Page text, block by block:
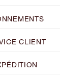
CLIENT